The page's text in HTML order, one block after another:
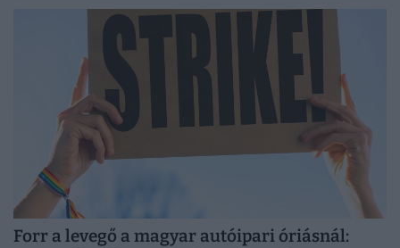
Forr a levegő a magyar autóipari óriásnál: